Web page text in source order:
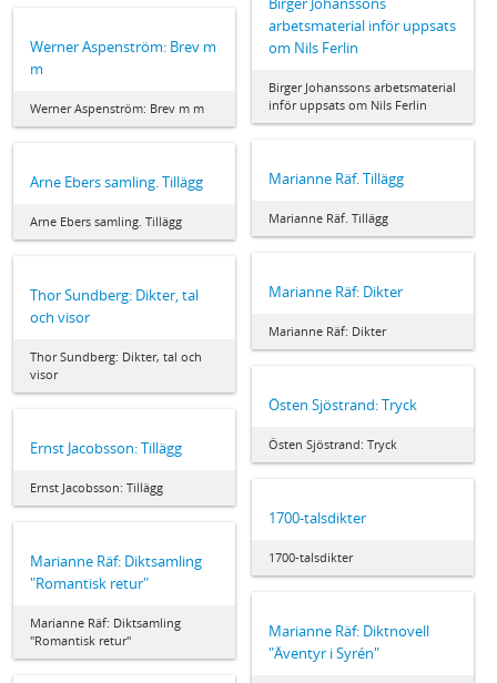
arbetsmaterial inför uppsats
om Nils Ferlin
Birger Johanssons arbetsmaterial
inför uppsats om Nils Ferlin
Werner Aspenström: Brev m
m
Werner Aspenström: Brev m m
Marianne Räf. Tillägg
Marianne Räf. Tillägg
Arne Ebers samling. Tillägg
Arne Ebers samling. Tillägg
Marianne Räf: Dikter
Marianne Räf: Dikter
Thor Sundberg: Dikter, tal
och visor
Thor Sundberg: Dikter, tal och
visor
Östen Sjöstrand: Tryck
Östen Sjöstrand: Tryck
Ernst Jacobsson: Tillägg
Ernst Jacobsson: Tillägg
1700-talsdikter
1700-talsdikter
Marianne Räf: Diktsamling
"Romantisk retur"
Marianne Räf: Diktsamling
"Romantisk retur"
Marianne Räf: Diktnovell
"Äventyr i Syrén"